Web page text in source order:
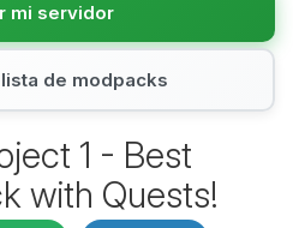
mi servidor
de modpacks
1 - Best
with Quests!